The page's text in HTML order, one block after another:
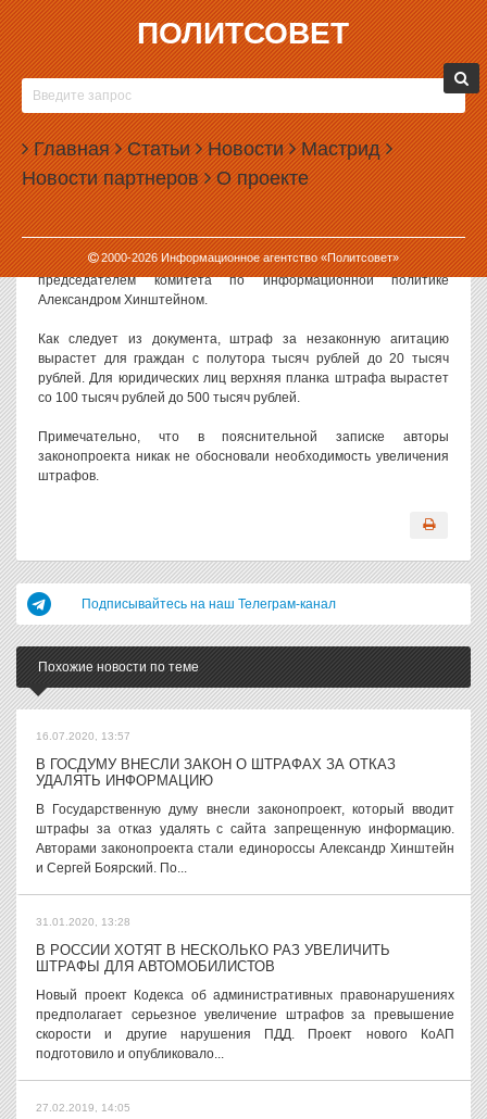
ПОЛИТСОВЕТ
Главная Статьи Новости Мастрид
Новости партнеров О проекте
2000-2026Информационное агентство «Политсовет»
23.11.2020, 11:40
В РОССИИ В НЕСКОЛЬКО РАЗ ВЫРАСТУТ
ШТРАФЫ ЗА НЕЗАКОННУЮ АГИТАЦИЮ
Депутаты Госдумы предложили в несколько раз увеличить
административные штрафы за незаконную агитацию на
выборах.
Авторами законопроекта, внесенного в Государственную думу в
конце прошлой недели, выступила группа депутатов во главе с
председателем комитета по информационной политике
Александром Хинштейном.
Как следует из документа, штраф за незаконную агитацию
вырастет для граждан с полутора тысяч рублей до 20 тысяч
рублей. Для юридических лиц верхняя планка штрафа вырастет
со 100 тысяч рублей до 500 тысяч рублей.
Примечательно, что в пояснительной записке авторы
законопроекта никак не обосновали необходимость увеличения
штрафов.
Подписывайтесь на наш Телеграм-канал
Похожие новости по теме
16.07.2020, 13:57
В ГОСДУМУ ВНЕСЛИ ЗАКОН О ШТРАФАХ ЗА ОТКАЗ
УДАЛЯТЬ ИНФОРМАЦИЮ
В Государственную думу внесли законопроект, который вводит
штрафы за отказ удалять с сайта запрещенную информацию.
Авторами законопроекта стали единороссы Александр Хинштейн
и Сергей Боярский. По...
31.01.2020, 13:28
В РОССИИ ХОТЯТ В НЕСКОЛЬКО РАЗ УВЕЛИЧИТЬ
ШТРАФЫ ДЛЯ АВТОМОБИЛИСТОВ
Новый проект Кодекса об административных правонарушениях
предполагает серьезное увеличение штрафов за превышение
скорости и другие нарушения ПДД. Проект нового КоАП
подготовило и опубликовало...
27.02.2019, 14:05